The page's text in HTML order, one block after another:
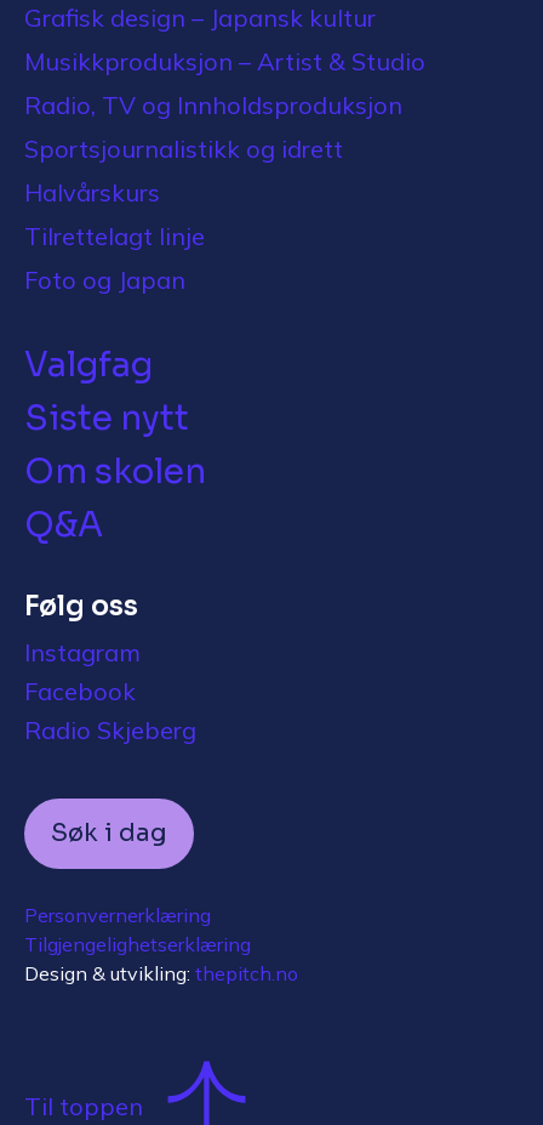
Grafisk design – Japansk kultur
Musikkproduksjon – Artist & Studio
Radio, TV og Innholdsproduksjon
Sportsjournalistikk og idrett
Halvårskurs
Tilrettelagt linje
Foto og Japan
Valgfag
Siste nytt
Om skolen
Q&A
Følg oss
Instagram
Facebook
Radio Skjeberg
Søk i dag
Personvernerklæring
Tilgjengelighetserklæring
Design & utvikling: thepitch.no
Til toppen